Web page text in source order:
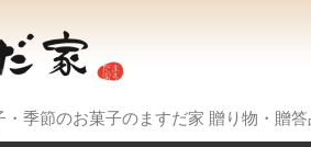
季節のお菓子のますだ家 贈り物・贈答